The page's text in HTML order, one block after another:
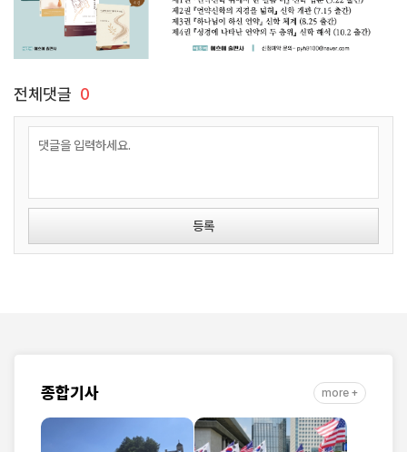
전체댓글 0
등록
종합기사 more +